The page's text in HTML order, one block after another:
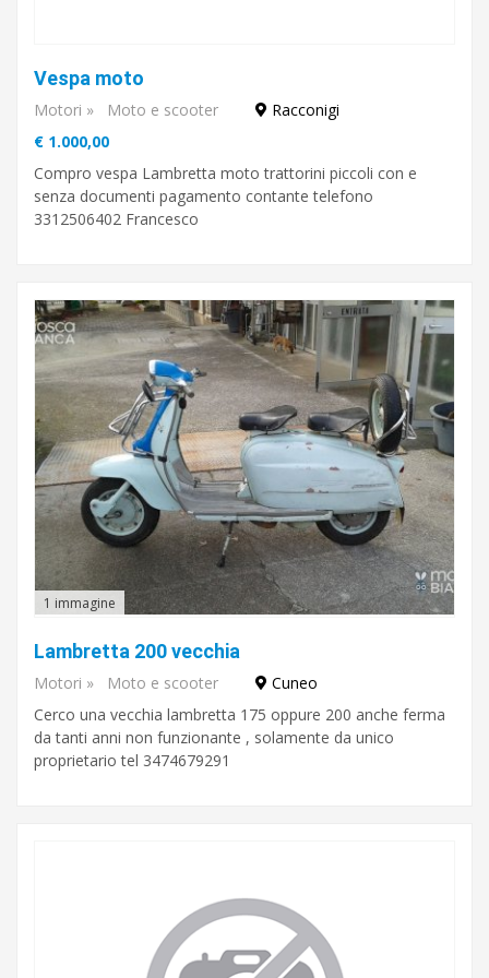
Vespa moto
Motori » Moto e scooter
Racconigi
€ 1.000,00
Compro vespa Lambretta moto trattorini piccoli con e
senza documenti pagamento contante telefono
3312506402 Francesco
1 immagine
Lambretta 200 vecchia
Motori » Moto e scooter
Cuneo
Cerco una vecchia lambretta 175 oppure 200 anche ferma
da tanti anni non funzionante , solamente da unico
proprietario tel 3474679291